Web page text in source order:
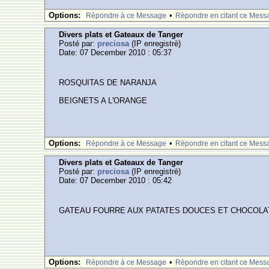
Options: Rèpondre à ce Message • Rèpondre en citant ce
Divers plats et Gateaux de Tanger
Posté par: preciosa(IP enregistrè)
Date: 07 December 2010 : 05:37
ROSQUITAS DE NARANJA
BEIGNETS A L'ORANGE
Options: Rèpondre à ce Message • Rèpondre en citant ce
Divers plats et Gateaux de Tanger
Posté par: preciosa(IP enregistrè)
Date: 07 December 2010 : 05:42
GATEAU FOURRE AUX PATATES DOUCES ET
Options: Rèpondre à ce Message • Rèpondre en citant ce